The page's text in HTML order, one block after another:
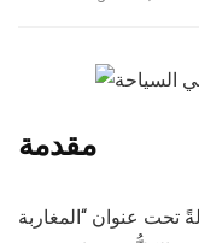
مقدمة
عنوان “المغاربة